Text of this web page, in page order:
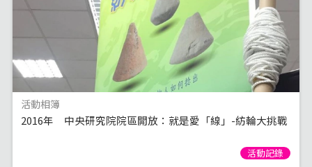
活動相簿
2016年 中央研究院院區開放：就是愛「線」-紡輪大挑戰
活動記錄